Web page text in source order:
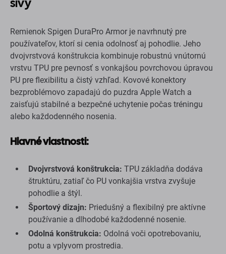
Remienok Spigen DuraPro Armor je navrhnutý pre
používateľov, ktorí si cenia odolnosť aj pohodlie. Jeho
dvojvrstvová konštrukcia kombinuje robustnú vnútornú
vrstvu TPU pre pevnosť s vonkajšou povrchovou úpravou
PU pre flexibilitu a čistý vzhľad. Kovové konektory
bezproblémovo zapadajú do puzdra Apple Watch a
zaisťujú stabilné a bezpečné uchytenie počas tréningu
alebo každodenného nosenia.
Hlavné vlastnosti:
Dvojvrstvová konštrukcia: TPU základňa dodáva
štruktúru, zatiaľ čo PU vonkajšia vrstva zvyšuje
pohodlie a štýl.
Športový dizajn: Priedušný a flexibilný pre aktívne
používanie a dlhodobé každodenné nosenie.
Odolná konštrukcia: Odolná voči opotrebovaniu,
potu a vplyvom prostredia.